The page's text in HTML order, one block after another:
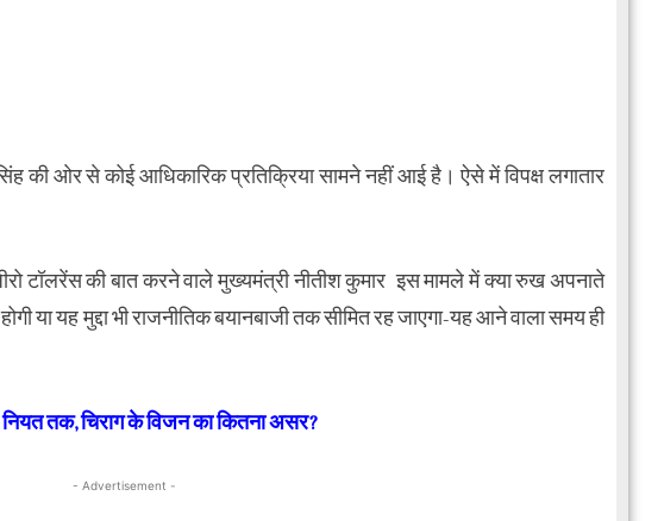
की ओर से कोई आधिकारिक प्रतिक्रिया सामने नहीं आई है। ऐसे में विपक्ष लगातार
टॉलरेंस की बात करने वाले मुख्यमंत्री नीतीश कुमार इस मामले में क्या रुख अपनाते
या यह मुद्दा भी राजनीतिक बयानबाजी तक सीमित रह जाएगा-यह आने वाला समय ही
से नियत तक, चिराग के विजन का कितना असर?
- Advertisement -